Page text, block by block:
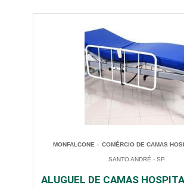
MONFALCONE – COMÉRCIO DE CAMAS
SANTO ANDRÉ - SP
ALUGUEL DE CAMAS